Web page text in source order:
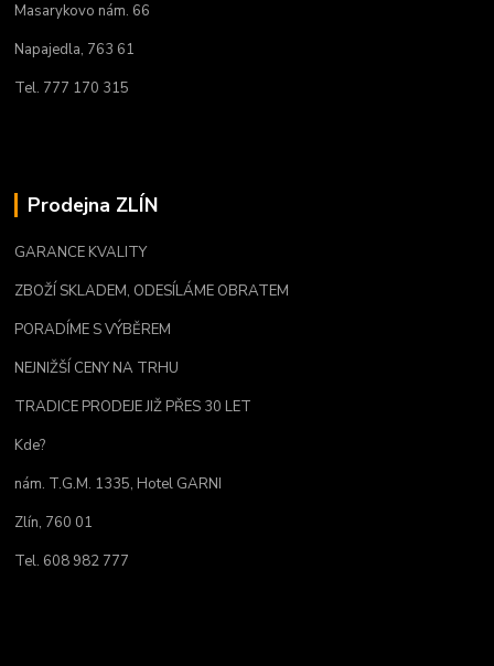
Masarykovo nám. 66
Napajedla, 763 61
Tel. 777 170 315
Prodejna ZLÍN
GARANCE KVALITY
ZBOŽÍ SKLADEM, ODESÍLÁME OBRATEM
PORADÍME S VÝBĚREM
NEJNIŽŠÍ CENY NA TRHU
TRADICE PRODEJE JIŽ PŘES 30 LET
Kde?
nám. T.G.M. 1335, Hotel GARNI
Zlín, 760 01
Tel. 608 982 777